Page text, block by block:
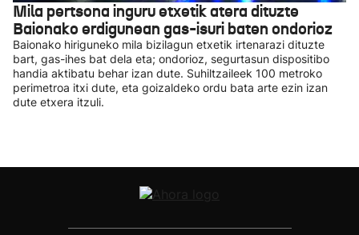
Mila pertsona inguru etxetik atera dituzte
Baionako erdigunean gas-isuri baten ondorioz
Baionako hiriguneko mila bizilagun etxetik irtenarazi dituzte
bart, gas-ihes bat dela eta; ondorioz, segurtasun dispositibo
handia aktibatu behar izan dute. Suhiltzaileek 100 metroko
perimetroa itxi dute, eta goizaldeko ordu bata arte ezin izan
dute etxera itzuli.